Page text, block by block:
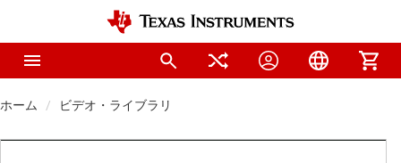
ホーム ビデオ・ライブラリ